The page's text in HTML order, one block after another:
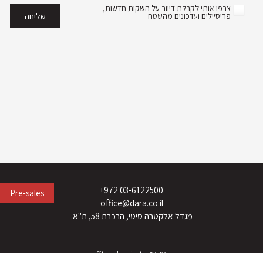
Pre-sales
צרפו אותי לקבלת דיוור על השקות חדשות,
פריסיילים ועדכונים מהשטח
03-6122500 972+
office@dara.co.il
מגדל אלקטרה סיטי, הרכבת 58, ת"א.
Site by Imaginet נגישות